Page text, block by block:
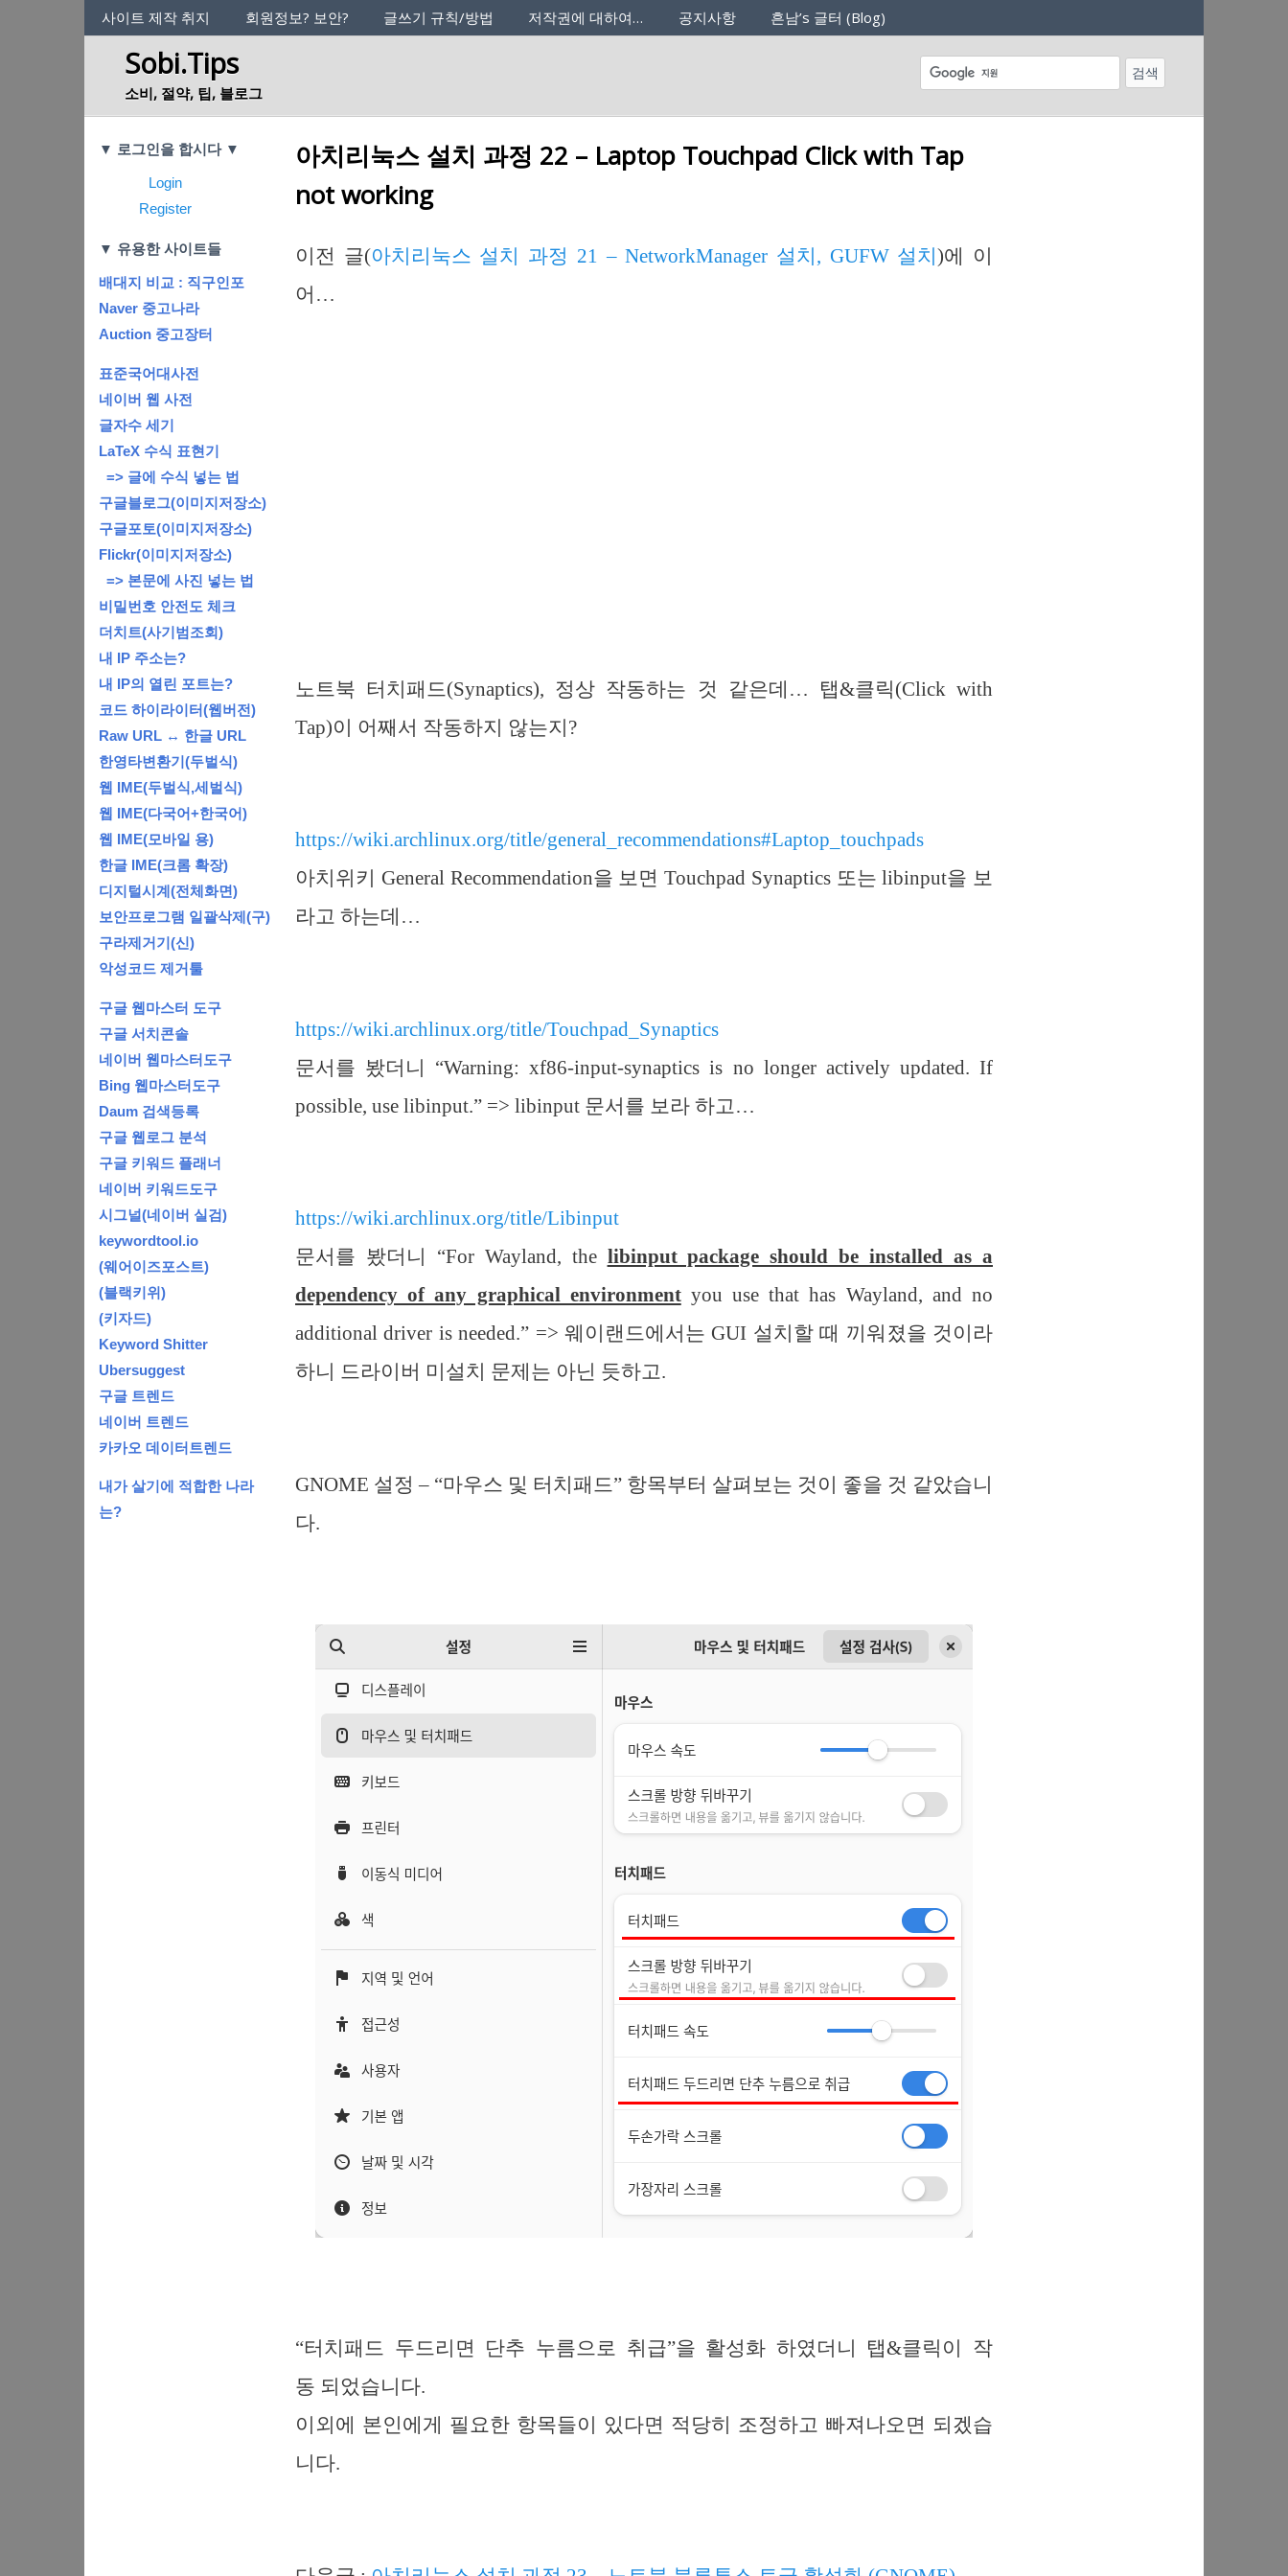
사이트의 정체성
사이트 제작 취지 회원정보? 보안? 글쓰기 규칙/방법 저작권에 대하여… 공지사항 흔남’s 글터 (Blog)
Sobi.Tips
소비, 절약, 팁, 블로그
Categories
아치리눅스 설치 과정 22 – Laptop Touchpad Click with Tap
not working
이전 글(아치리눅스 설치 과정 21 – NetworkManager 설치, GUFW 설치)에 이
어…
노트북 터치패드(Synaptics), 정상 작동하는 것 같은데… 탭&클릭(Click with
Tap)이 어째서 작동하지 않는지?
https://wiki.archlinux.org/title/general_recommendations#Laptop_touchpads
아치위키 General Recommendation을 보면 Touchpad Synaptics 또는 libinput을 보
라고 하는데…
https://wiki.archlinux.org/title/Touchpad_Synaptics
문서를 봤더니 “Warning: xf86-input-synaptics is no longer actively updated. If
possible, use libinput.” => libinput 문서를 보라 하고…
https://wiki.archlinux.org/title/Libinput
문서를 봤더니 “For Wayland, the libinput package should be installed as a
dependency of any graphical environmentyou use that has Wayland, and no
additional driver is needed.” => 웨이랜드에서는 GUI 설치할 때 끼워졌을 것이라
하니 드라이버 미설치 문제는 아닌 듯하고.
GNOME 설정 – “마우스 및 터치패드” 항목부터 살펴보는 것이 좋을 것 같았습니
다.
“터치패드 두드리면 단추 누름으로 취급”을 활성화 하였더니 탭&클릭이 작
동 되었습니다.
이외에 본인에게 필요한 항목들이 있다면 적당히 조정하고 빠져나오면 되겠습
니다.
▼ 로그인을 합시다 ▼
Login
Register
▼ 유용한 사이트들
배대지 비교 : 직구인포
Naver 중고나라
Auction 중고장터
표준국어대사전
네이버 웹 사전
글자수 세기
LaTeX 수식 표현기
=> 글에 수식 넣는 법
구글블로그(이미지저장소)
구글포토(이미지저장소)
Flickr(이미지저장소)
=> 본문에 사진 넣는 법
비밀번호 안전도 체크
더치트(사기범조회)
내 IP 주소는?
내 IP의 열린 포트는?
코드 하이라이터(웹버전)
Raw URL ↔ 한글 URL
한영타변환기(두벌식)
웹 IME(두벌식,세벌식)
웹 IME(다국어+한국어)
웹 IME(모바일 용)
한글 IME(크롬 확장)
디지털시계(전체화면)
보안프로그램 일괄삭제(구)
구라제거기(신)
악성코드 제거툴
구글 웹마스터 도구
구글 서치콘솔
네이버 웹마스터도구
Bing 웹마스터도구
Daum 검색등록
구글 웹로그 분석
구글 키워드 플래너
네이버 키워드도구
시그널(네이버 실검)
keywordtool.io
(웨어이즈포스트)
(블랙키위)
(키자드)
Keyword Shitter
Ubersuggest
구글 트렌드
네이버 트렌드
카카오 데이터트렌드
내가 살기에 적합한 나라
는?